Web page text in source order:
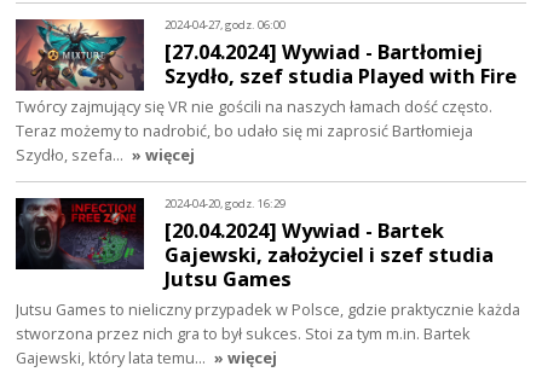
2024-04-27, godz. 06:00
[27.04.2024] Wywiad - Bartłomiej
Szydło, szef studia Played with Fire
Twórcy zajmujący się VR nie gościli na naszych łamach dość często.
Teraz możemy to nadrobić, bo udało się mi zaprosić Bartłomieja
Szydło, szefa… » więcej
2024-04-20, godz. 16:29
[20.04.2024] Wywiad - Bartek
Gajewski, założyciel i szef studia
Jutsu Games
Jutsu Games to nieliczny przypadek w Polsce, gdzie praktycznie każda
stworzona przez nich gra to był sukces. Stoi za tym m.in. Bartek
Gajewski, który lata temu… » więcej